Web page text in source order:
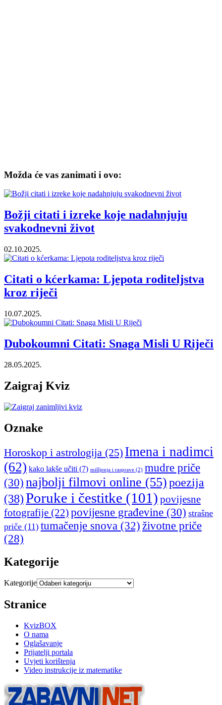
Možda će vas zanimati i ovo:
Božji citati i izreke koje nadahnjuju
svakodnevni život
02.10.2025.
Citati o kćerkama: Ljepota roditeljstva
kroz riječi
10.07.2025.
Dubokoumni Citati: Snaga Misli U Riječi
28.05.2025.
Zaigraj Kviz
Oznake
Horoskop i astrologija (25) Imena i nadimci
(62) kako lakše učiti (7) mišljenja i rasprave (2) mudre priče
(30) najbolji filmovi online (55)poezija
(38)Poruke i čestitke (101) povijesne
fotografije (22) povijesne građevine (30) strašne
priče (11) tumačenje snova (32) životne priče
(28)
Kategorije
Kategorije
Stranice
KvizBOX
O nama
Oglašavanje
Prijatelji portala
Uvjeti korištenja
Video instrukcije iz matematike